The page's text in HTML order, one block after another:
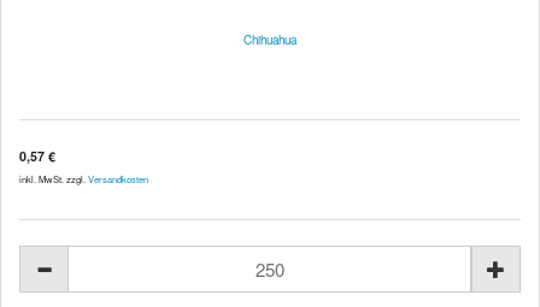
Chihuahua
0,57 €
inkl. MwSt. zzgl. Versandkosten